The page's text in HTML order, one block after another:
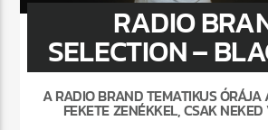
RADIO
SELECTION –
A RADIO BRAND TEMATIKUS ÓRÁJA
FEKETE ZENÉKKEL, CSAK